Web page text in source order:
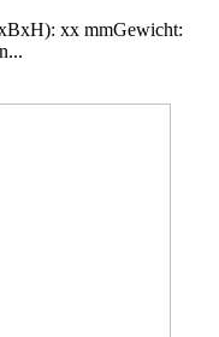
xx mmGewicht: